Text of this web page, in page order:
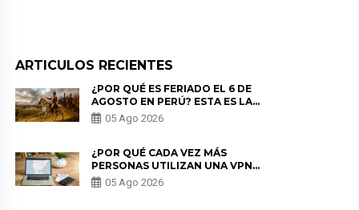
ARTICULOS RECIENTES
¿POR QUÉ ES FERIADO EL 6 DE
AGOSTO EN PERÚ? ESTA ES LA
HISTORIA
05 Ago 2026
¿POR QUÉ CADA VEZ MÁS
PERSONAS UTILIZAN UNA VPN
PARA PROTEGER SU
PRIVACIDAD?
05 Ago 2026